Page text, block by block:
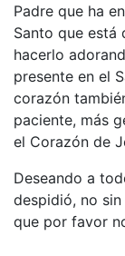
Padre que ha
Santo que está
hacerlo
presente en el
corazón
paciente, más
el Corazón de
Deseando a
despidió, no
que por favor